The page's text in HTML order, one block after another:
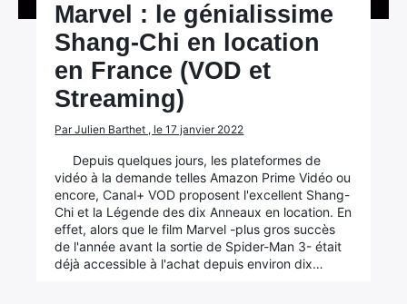
Marvel : le génialissime
Shang-Chi en location
en France (VOD et
Streaming)
Par Julien Barthet , le 17 janvier 2022
Depuis quelques jours, les plateformes de
vidéo à la demande telles Amazon Prime Vidéo ou
encore, Canal+ VOD proposent l'excellent Shang-
Chi et la Légende des dix Anneaux en location. En
effet, alors que le film Marvel -plus gros succès
de l'année avant la sortie de Spider-Man 3- était
déjà accessible à l'achat depuis environ dix…